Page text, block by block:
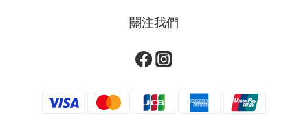
關注我們